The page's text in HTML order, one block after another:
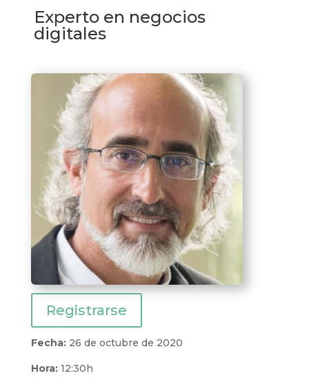
Experto en negocios
digitales
Registrarse
Fecha:26 de octubre de 2020
Hora:12:30h